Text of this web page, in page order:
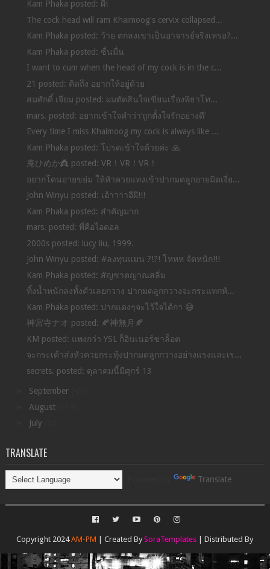
Kam Phaka posted: ผี!
The cock head will ram Khaimoog's cervix collapsed...
Kam Phaka posted: ว้าย ตกลงเขาเป็นอาจารย์จริงเหรอ?...
Kam Phaka posted: ซื่นมื่น
I want to cum when the head of my cock is in the c...
21 posted: คิดถึง อยากให้อยู่ด้วย
สมศักดิ์ เจียม posted: ผมตัดสินใจเขียนเรื่องพิธาโท...
mars. posted: อยากเข้าใจคำว่า‘ถูกตั้งใจรักอย่างดี’
Every time I miss Khaimoog my cock is always like ...
Kam Phaka posted: โปรดเข้าใจด้วยค่ะ 🙏
庵ひめか👸 posted: VR！VR！VR！
อยากโดนอายขย่ม ให้หัวควยแทงเข้าปากมดลูกอายมิดเงี่ย...
John Winyu posted: เอ้าาาาอีผี!!!
Kam Phaka posted: สำคัญมาก
mars. posted: พี่คือไอดอล
2000s posted: lucy liu, 1999.
John Winyu posted: #ลงทุนแมน ?!?! โหหห จัดหนัก!!!
Kam Phaka posted: สัญชาตญาณสลิ่ม
ทิ้งน้ำหนักลงทั้งตัวเลยกวาง ปากมดลูกกวางจะกระแทกหั...
Kam Phaka posted: ปากแดงๆจะไว้ใจได้กา 😅
神宮寺ナオ posted: 🍂神無月🍂
KM posted: แพงกว่า YSL ก็อินเนอร์ชาล็อต
จะกระเด้าส่งหัวควยกระทุ้งปากมดลูกกวางอย่างแรงและเร...
secrets. posted: ตุลาคมนี้มีศุกร์ 13
September
August
July
TRANSLATE
Translate
Copyright 2024AM-PM | Created BySoraTemplates | Distributed By
Gooyaabi Templates